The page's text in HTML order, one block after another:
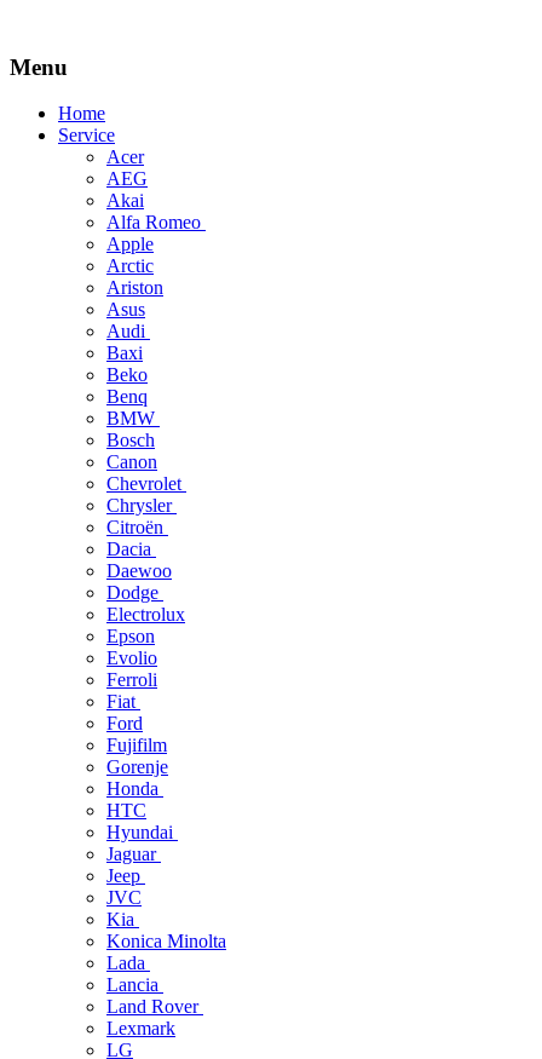
Menu
Skip
Home
Service
Acer
AEG
Akai
Alfa Romeo
Apple
Arctic
Ariston
Asus
Audi
Baxi
Beko
Benq
BMW
Bosch
Canon
Chevrolet
Chrysler
Citroën
Dacia
Daewoo
Dodge
Electrolux
Epson
Evolio
Ferroli
Fiat
Ford
Fujifilm
Gorenje
Honda
HTC
Hyundai
Jaguar
Jeep
JVC
Kia
Konica Minolta
Lada
Lancia
Land Rover
Lexmark
LG